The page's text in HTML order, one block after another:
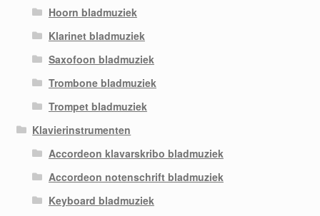
Hoorn bladmuziek
Klarinet bladmuziek
Saxofoon bladmuziek
Trombone bladmuziek
Trompet bladmuziek
Klavierinstrumenten
Accordeon klavarskribo bladmuziek
Accordeon notenschrift bladmuziek
Keyboard bladmuziek